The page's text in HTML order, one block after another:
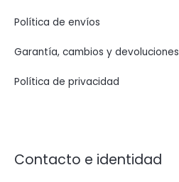
Política de envíos
Garantía, cambios y devoluciones
Política de privacidad
Contacto e identidad